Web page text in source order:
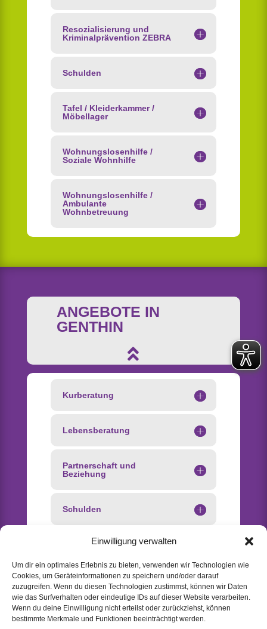
Einwilligung verwalten
Um dir ein optimales Erlebnis zu bieten, verwenden wir Technologien wie
Cookies, um Geräteinformationen zu speichern und/oder darauf
zuzugreifen. Wenn du diesen Technologien zustimmst, können wir Daten
wie das Surfverhalten oder eindeutige IDs auf dieser Website verarbeiten.
Wenn du deine Einwilligung nicht erteilst oder zurückziehst, können
bestimmte Merkmale und Funktionen beeinträchtigt werden.
Resozialisierung und
Kriminalprävention ZEBRA
Schulden
Tafel / Kleiderkammer /
Möbellager
Wohnungslosenhilfe /
Soziale Wohnhilfe
Wohnungslosenhilfe /
Ambulante
Wohnbetreuung
ANGEBOTE IN
GENTHIN

Kurberatung
Lebensberatung
Partnerschaft und
Beziehung
Schulden
Schwangerschaft
Sexualpädagogik
Tafel